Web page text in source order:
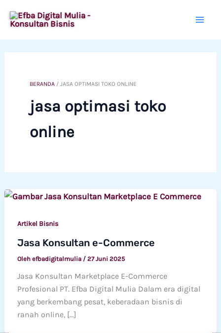
ke
BERANDA / JASA OPTIMASI TOKO ONLINE
jasa optimasi toko
online
Artikel Bisnis
Jasa Konsultan e-Commerce
Oleh efbadigitalmulia / 27 Juni 2025
Jasa Konsultan Marketplace E-Commerce
Profesional PT. Efba Digital Mulia Dalam era digital
yang berkembang pesat, keberadaan bisnis di
ranah online, […]